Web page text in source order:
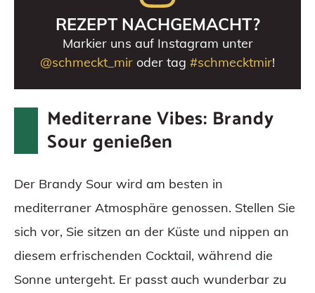
REZEPT NACHGEMACHT?
Markier uns auf Instagram unter
@schmeckt_mir oder tag #schmecktmir!
Mediterrane Vibes: Brandy
Sour genießen
Der Brandy Sour wird am besten in
mediterraner Atmosphäre genossen. Stellen Sie
sich vor, Sie sitzen an der Küste und nippen an
diesem erfrischenden Cocktail, während die
Sonne untergeht. Er passt auch wunderbar zu